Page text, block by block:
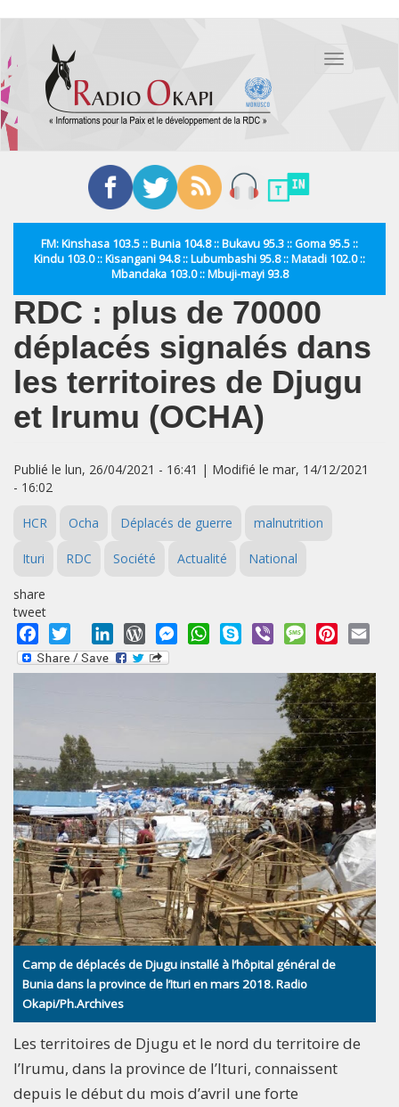
contenu
principal
Toggle
FM: Kinshasa 103.5 :: Bunia 104.8 :: Bukavu 95.3 :: Goma 95.5 ::
Kindu 103.0 :: Kisangani 94.8 :: Lubumbashi 95.8 :: Matadi 102.0 ::
Mbandaka 103.0 :: Mbuji-mayi 93.8
RDC : plus de 70000
déplacés signalés dans
les territoires de Djugu
et Irumu (OCHA)
Publié le lun, 26/04/2021 - 16:41 | Modifié le mar, 14/12/2021
- 16:02
HCR Ocha Déplacés de guerre malnutrition
Ituri RDC Société Actualité National
share
tweet
Facebook
Twitter LinkedInWordPressMessengerWhatsApp
Skype Viber MessagePinterest
Camp de déplacés de Djugu installé à l’hôpital général de
Bunia dans la province de l’Ituri en mars 2018. Radio
Okapi/Ph.Archives
Les territoires de Djugu et le nord du territoire de
l’Irumu, dans la province de l’Ituri, connaissent
depuis le début du mois d’avril une forte